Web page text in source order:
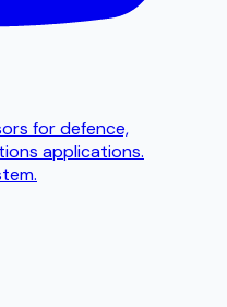
for defence,
applications.